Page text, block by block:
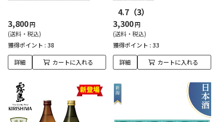
3,800円
(送料・税込)
獲得ポイント : 38
詳細 カートに入れる
4.7 （3）
3,300円
(送料・税込)
獲得ポイント : 33
詳細 カートに入れる